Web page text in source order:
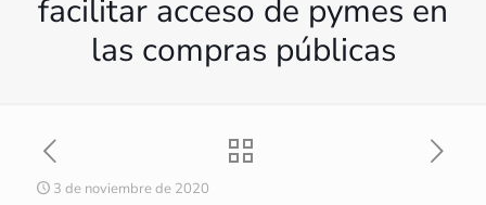
facilitar acceso de pymes en
las compras públicas
3 de noviembre de 2020